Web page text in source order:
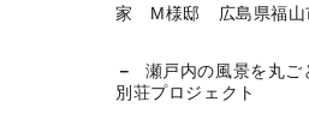
家 M様邸 広島県福山
瀬戸内の風景を丸
別荘プロジェクト